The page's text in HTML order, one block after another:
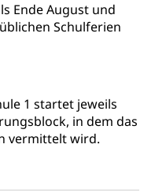
Ende August und
Schulferien
1 startet jeweils
in dem das
vermittelt wird.
(EJPD)
KESB
im